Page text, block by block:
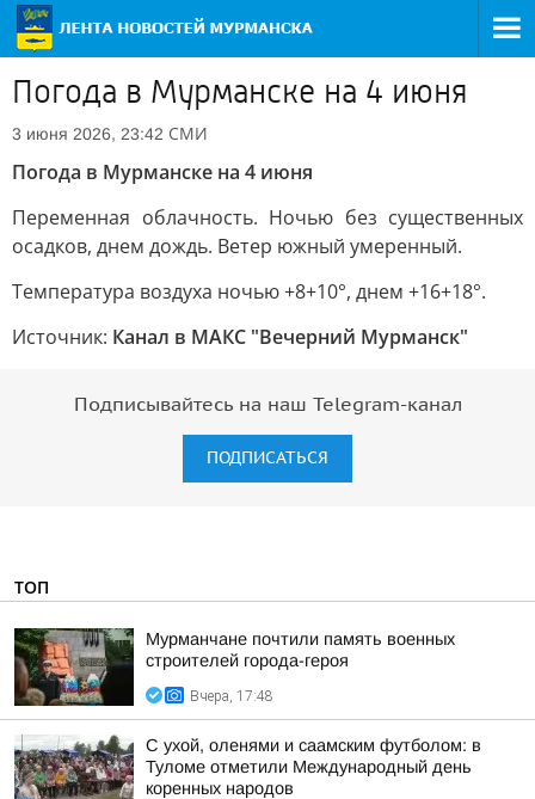
Погода в Мурманске на 4 июня
3 июня 2026, 23:42 СМИ
Погода в Мурманске на 4 июня
Переменная облачность. Ночью без существенных
осадков, днем дождь. Ветер южный умеренный.
Температура воздуха ночью +8+10°, днем +16+18°.
Источник: Канал в МАКС "Вечерний Мурманск"
Подписывайтесь на наш Telegram-канал
ПОДПИСАТЬСЯ
ТОП
Мурманчане почтили память военных
строителей города-героя
Вчера, 17:48
С ухой, оленями и саамским футболом: в
Туломе отметили Международный день
коренных народов